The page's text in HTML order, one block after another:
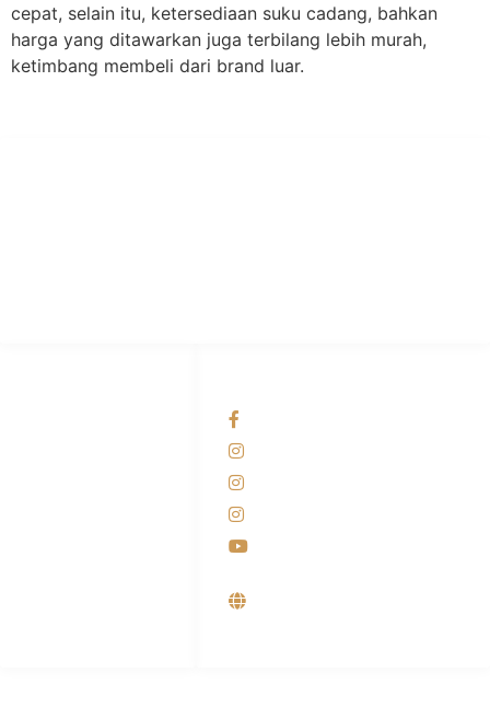
cepat, selain itu, ketersediaan suku cadang, bahkan
harga yang ditawarkan juga terbilang lebih murah,
ketimbang membeli dari brand luar.